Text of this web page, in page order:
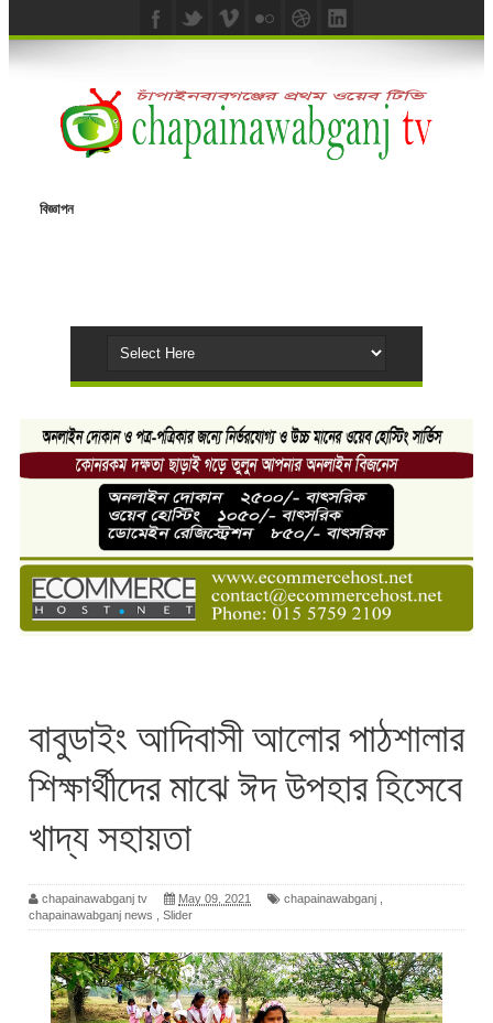
বিজ্ঞাপন
বাবুডাইং আদিবাসী আলোর পাঠশালার
শিক্ষার্থীদের মাঝে ঈদ উপহার হিসেবে
খাদ্য সহায়তা
chapainawabganj tv May 09, 2021 chapainawabganj
chapainawabganj news
Slider